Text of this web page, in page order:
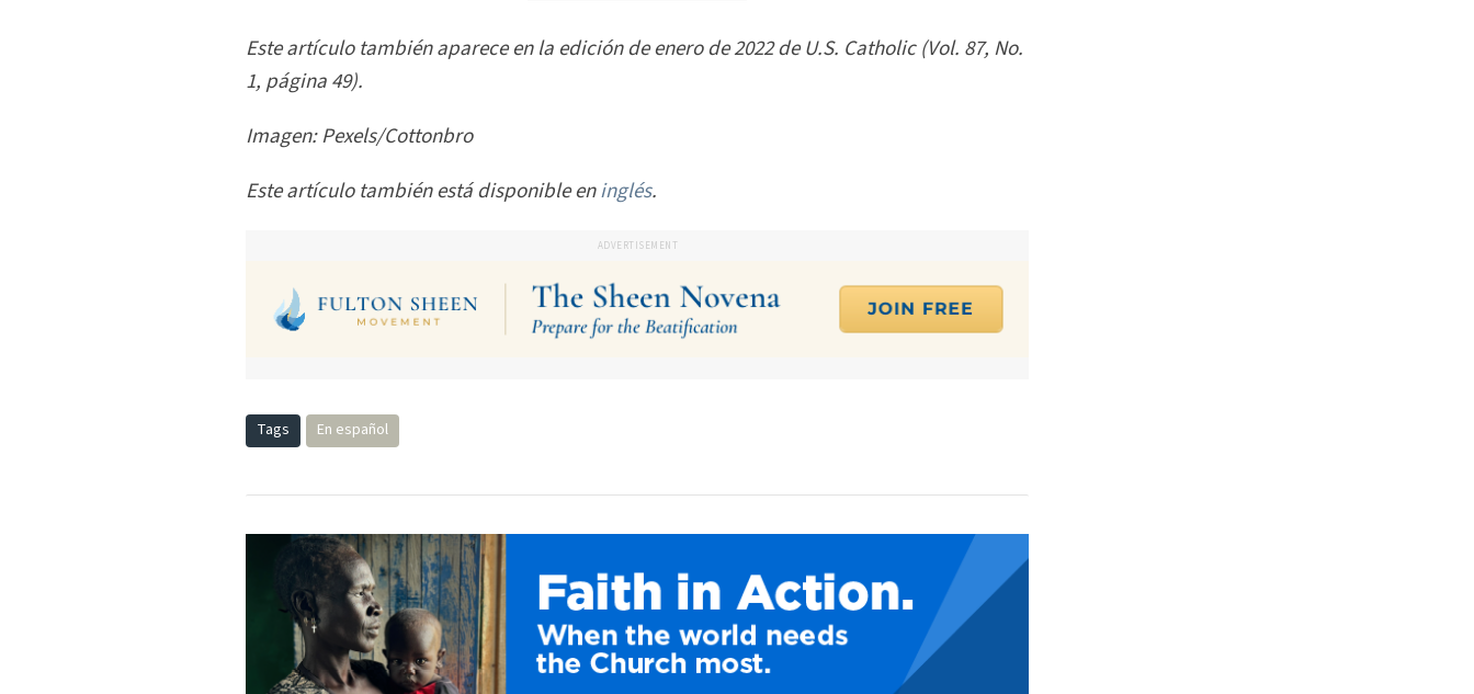
Este artículo también aparece en la edición de enero de 2022 de U.S. Catholic (Vol. 87, No.
1, página 49).
Imagen: Pexels/Cottonbro
Este artículo también está disponible eninglés.
ADVERTISEMENT
Tags En español